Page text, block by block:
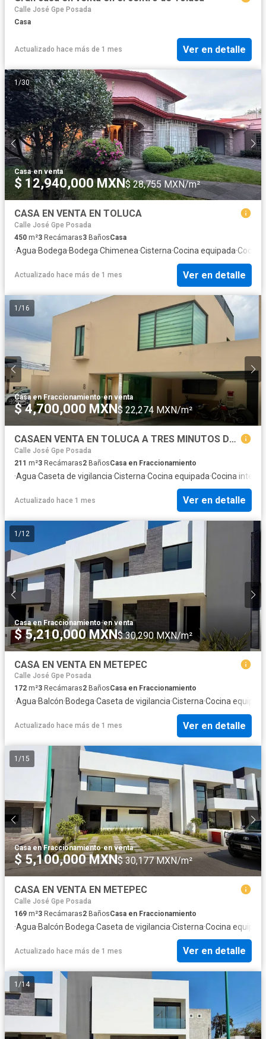
Calle José Gpe Posada
Casa
Actualizado hace más de 1 mes Ver en detalle
1/30
Casa·en venta
$ 12,940,000 MXN$ 28,755 MXN/m²
CASA EN VENTA EN TOLUCA
Calle José Gpe Posada
450 m²3 Recámaras3 BañosCasa
·Agua·Bodega·Bodega·Chimenea·Cisterna·Cocina equipada·Cocina
Actualizado hace más de 1 mes Ver en detalle
1 /16
Casa en Fraccionamiento·en venta
$ 4,700,000 MXN$ 22,274 MXN/m²
CASAEN VENTA EN TOLUCA A TRES MINUTOS DE TOWN SQUARE
Calle José Gpe Posada
211 m²3 Recámaras2 BañosCasa en Fraccionamiento
·Agua·Caseta de vigilancia·Cisterna·Cocina equipada·Cocina
Actualizado hace 1 mes Ver en detalle
1 /12
Casa en Fraccionamiento·en venta
$ 5,210,000 MXN$ 30,290 MXN/m²
CASA EN VENTA EN METEPEC
Calle José Gpe Posada
172 m²3 Recámaras2 BañosCasa en Fraccionamiento
·Agua·Balcón·Bodega·Caseta de vigilancia·Cisterna·Cocina
Actualizado hace más de 1 mes Ver en detalle
1 /15
Casa en Fraccionamiento·en venta
$ 5,100,000 MXN$ 30,177 MXN/m²
CASA EN VENTA EN METEPEC
Calle José Gpe Posada
169 m²3 Recámaras2 BañosCasa en Fraccionamiento
·Agua·Balcón·Bodega·Caseta de vigilancia·Cisterna·Cocina
Actualizado hace más de 1 mes Ver en detalle
1 /14